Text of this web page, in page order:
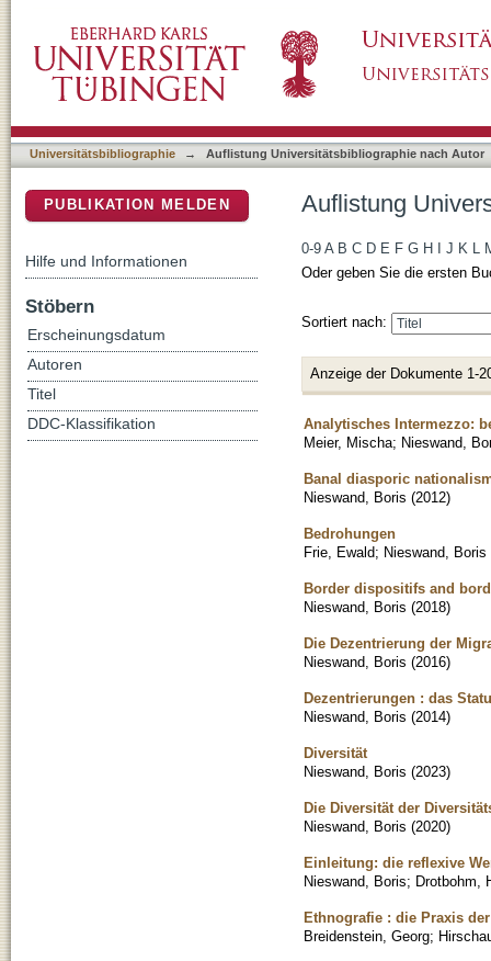
Universitätsbibliographie → Auflistung Universitätsbibliographie nach Autor
Auflistung
0-9 A B C D E F G H J K L
Oder geben Sie die ersten
Sortiert nach:
Anzeige der Dokumente 1-
Analytisches Intermezzo:
Meier, Mischa; Nieswand,
Banal diasporic
Nieswand, Boris (2012)
Bedrohungen
Frie, Ewald; Nieswand, Boris
Border dispositifs and
Nieswand, Boris (2018)
Die Dezentrierung der
Nieswand, Boris (2016)
Dezentrierungen : das
Nieswand, Boris (2014)
Diversität
Nieswand, Boris (2023)
Die Diversität der
Nieswand, Boris (2020)
Einleitung: die reflexive
Nieswand, Boris; Drotbohm,
Ethnografie : die Praxis
Breidenstein, Georg;
PUBLIKATION MELDEN
Hilfe und Informationen
Stöbern
Erscheinungsdatum
Autoren
Titel
DDC-Klassifikation